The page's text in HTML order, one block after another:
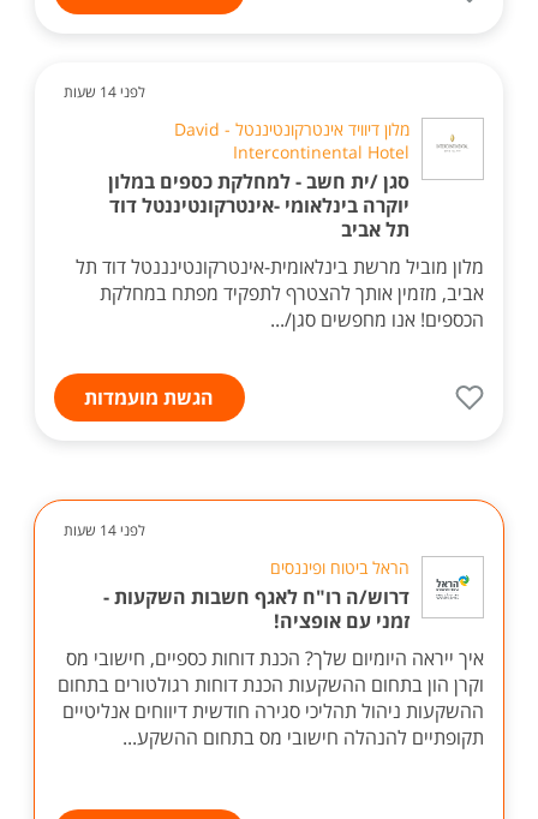
לפני 14 שעות
מלון דיוויד אינטרקונטיננטל - David
Intercontinental Hotel
סגן /ית חשב - למחלקת כספים במלון
יוקרה בינלאומי -אינטרקונטיננטל דוד
תל אביב
מלון מוביל מרשת בינלאומית-אינטרקונטינננטל דוד תל
אביב, מזמין אותך להצטרף לתפקיד מפתח במחלקת
הכספים! אנו מחפשים סגן/...
הגשת מועמדות
לפני 14 שעות
הראל ביטוח ופיננסים
דרוש/ה רו"ח לאגף חשבות השקעות -
זמני עם אופציה!
איך ייראה היומיום שלך? הכנת דוחות כספיים, חישובי מס
וקרן הון בתחום ההשקעות הכנת דוחות רגולטורים בתחום
ההשקעות ניהול תהליכי סגירה חודשית דיווחים אנליטיים
תקופתיים להנהלה חישובי מס בתחום ההשקע...